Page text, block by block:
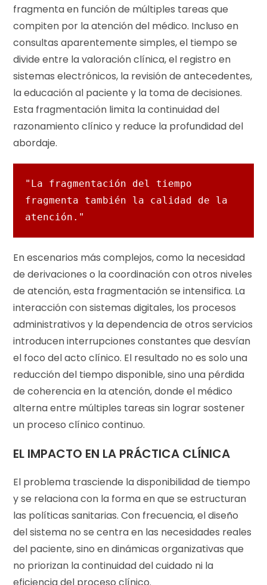
fragmenta en función de múltiples tareas que
compiten por la atención del médico. Incluso en
consultas aparentemente simples, el tiempo se
divide entre la valoración clínica, el registro en
sistemas electrónicos, la revisión de antecedentes,
la educación al paciente y la toma de decisiones.
Esta fragmentación limita la continuidad del
razonamiento clínico y reduce la profundidad del
abordaje.
"La fragmentación del tiempo
fragmenta también la calidad de la
atención."
En escenarios más complejos, como la necesidad
de derivaciones o la coordinación con otros niveles
de atención, esta fragmentación se intensifica. La
interacción con sistemas digitales, los procesos
administrativos y la dependencia de otros servicios
introducen interrupciones constantes que desvían
el foco del acto clínico. El resultado no es solo una
reducción del tiempo disponible, sino una pérdida
de coherencia en la atención, donde el médico
alterna entre múltiples tareas sin lograr sostener
un proceso clínico continuo.
EL IMPACTO EN LA PRÁCTICA CLÍNICA
El problema trasciende la disponibilidad de tiempo
y se relaciona con la forma en que se estructuran
las políticas sanitarias. Con frecuencia, el diseño
del sistema no se centra en las necesidades reales
del paciente, sino en dinámicas organizativas que
no priorizan la continuidad del cuidado ni la